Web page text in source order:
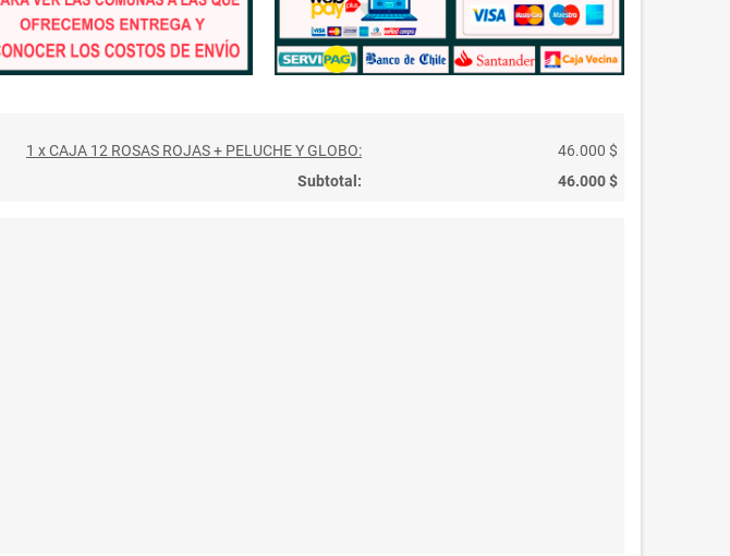
1 x CAJA 12 ROSAS ROJAS + PELUCHE Y GLOBO:
46.000 $
Subtotal:
46.000 $